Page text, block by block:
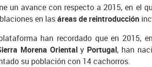
un avance con respecto a 2015, en el
en lasáreas de reintroducción
han recordado que en 2015,
Morena Orientaly Portugal, han
su población con 14 cachorros.